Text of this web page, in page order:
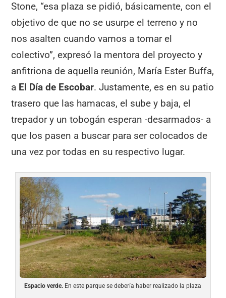
Stone, “esa plaza se pidió, básicamente, con el
objetivo de que no se usurpe el terreno y no
nos asalten cuando vamos a tomar el
colectivo”, expresó la mentora del proyecto y
anfitriona de aquella reunión, María Ester Buffa,
a El Día de Escobar. Justamente, es en su patio
trasero que las hamacas, el sube y baja, el
trepador y un tobogán esperan -desarmados- a
que los pasen a buscar para ser colocados de
una vez por todas en su respectivo lugar.
Espacio verde. En este parque se debería haber realizado la plaza